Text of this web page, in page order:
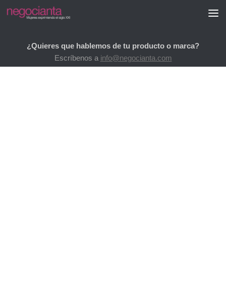
Saltar al contenido
¿Quieres que hablemos de tu producto o marca?
Escríbenos a info@negocianta.com